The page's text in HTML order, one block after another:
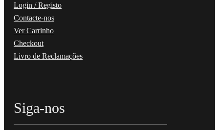
Login / Registo
Contacte-nos
Ver Carrinho
Checkout
Livro de Reclamações
Siga-nos